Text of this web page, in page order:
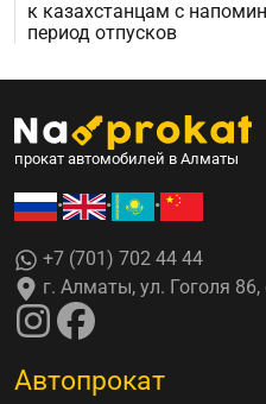
к казахстанцам с
период отпусков
прокат автомобилей в Алматы
• • •
+7 (701) 702 44 44
г. Алматы, ул. Гоголя
Автопрокат